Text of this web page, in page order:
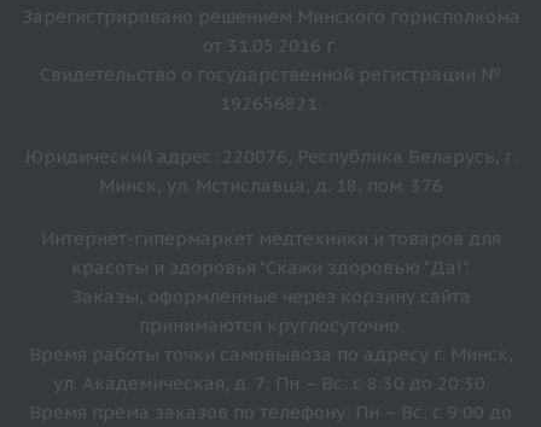
Зарегистрировано решением Минского горисполкома
от 31.05.2016 г.
Свидетельство о государственной регистрации №
192656821.
Юридический адрес: 220076, Республика Беларусь, г.
Минск, ул. Мстиславца, д. 18, пом. 376
Интернет-гипермаркет медтехники и товаров для
красоты и здоровья "Скажи здоровью "Да!".
Заказы, оформленные через корзину сайта
принимаются круглосуточно.
Время работы точки самовывоза по адресу г. Минск,
ул. Академическая, д. 7: Пн – Вс: с 8:30 до 20:30.
Время прёма заказов по телефону: Пн – Вс: с 9:00 до